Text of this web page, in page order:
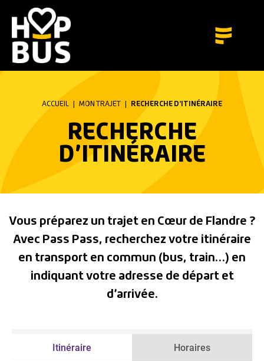
ACCUEIL | MON TRAJET | RECHERCHE D’ITINÉRAIRE
RECHERCHE
D’ITINÉRAIRE
Vous préparez un trajet en Cœur de Flandre ?
Avec Pass Pass, recherchez votre itinéraire
en transport en commun (bus, train…) en
indiquant votre adresse de départ et
d’arrivée.
Itinéraire Horaires